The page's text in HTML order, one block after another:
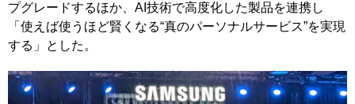
プグレードするほか、AI技術で高度化した製品を連携し
「使えば使うほど賢くなる“真のパーソナルサービス”を実現
する」とした。